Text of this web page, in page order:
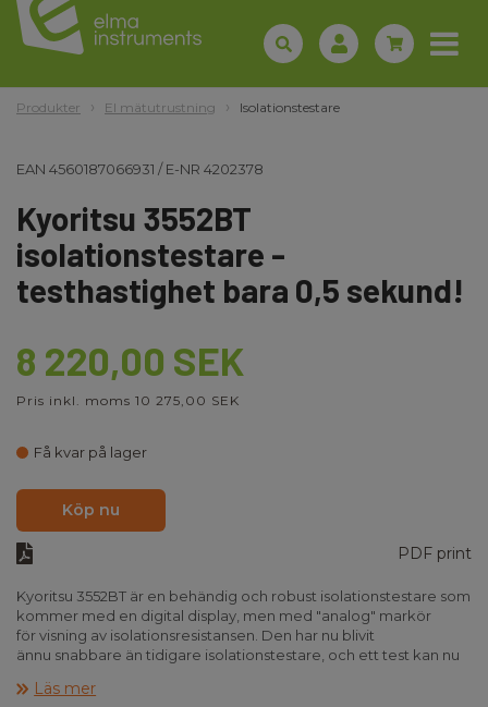
Produkter El mätutrustning Isolationstestare
EAN 4560187066931 /E-NR 4202378
Kyoritsu 3552BT
isolationstestare -
testhastighet bara 0,5 sekund!
8 220,00 SEK
Pris inkl. moms 10 275,00 SEK
Få kvar på lager
Köp nu
PDF print
Kyoritsu 3552BT är en behändig och robust isolationstestare som
kommer med en digital display, men med "analog" markör
för visning av isolationsresistansen. Den har nu blivit
ännu snabbare än tidigare isolationstestare, och ett test kan nu
Läs mer